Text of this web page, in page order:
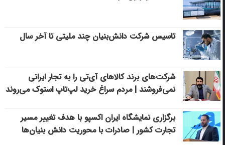
تاسیس شرکت دانش‌بنیان چند ملیتی تا آخر سال
شرکت‌های برند کالاهای آی‌تی را به تجار ایرانی
نمی‌فروشند | مردم سراغ خرید لپ‌تاپ استوک می‌روند
برگزاری نمایشگاه ایران اکسپو با هدف تغییر مسیر
تجارت کشور | صادرات با محوریت دانش بنیان‌ها